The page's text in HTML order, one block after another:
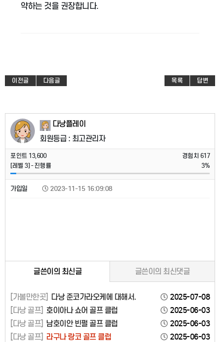
약하는 것을 권장합니다.
이전글 다음글 목록 답변
다낭플레이
회원등급 : 최고관리자
포인트 13,600 경험치 617
[레벨 3] - 진행률 3%
가입일 2023-11-15 16:09:08
글쓴이의 최신글 글쓴이의 최신댓글
[가볼만한곳] 다낭 준코가라오케에 대해서.
2025-07-08
[다낭 골프] 호이아나 쇼어 골프 클럽
2025-06-03
[다낭 골프] 남호이안 빈펄 골프 클럽
2025-06-03
[다낭 골프] 라구나 랑코 골프 클럽
2025-06-03